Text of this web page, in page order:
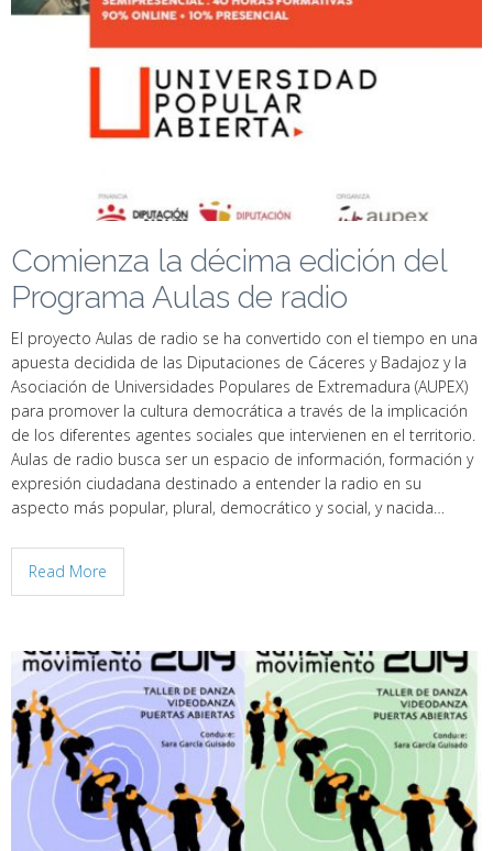
Comienza la décima edición del
Programa Aulas de radio
El proyecto Aulas de radio se ha convertido con el tiempo en una
apuesta decidida de las Diputaciones de Cáceres y Badajoz y la
Asociación de Universidades Populares de Extremadura (AUPEX)
para promover la cultura democrática a través de la implicación
de los diferentes agentes sociales que intervienen en el territorio.
Aulas de radio busca ser un espacio de información, formación y
expresión ciudadana destinado a entender la radio en su
aspecto más popular, plural, democrático y social, y nacida…
Read More